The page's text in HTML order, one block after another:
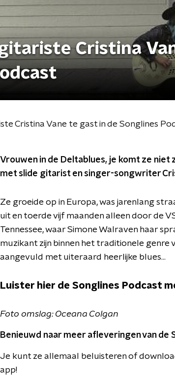
Cristina
Cristina Vane te gast in de Songlines
Vrouwen in de Deltablues, je komt ze
met slide gitarist en singer-songwriter
Ze groeide op in Europa, was jarenlang
uit en toerde vijf maanden alleen door de
Tennessee, waar Simone Walraven haar
muzikant zijn binnen het traditionele genre
aangevuld met uiteraard heerlijke blues...
Luister hier de Songlines Podcast
Foto omslag: Oceana Colgan
Benieuwd naar meer afleveringen van de
​Je kunt ze allemaal beluisteren of
app!